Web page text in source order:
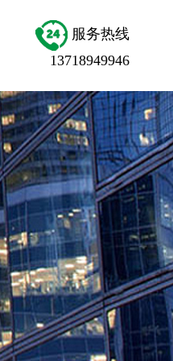
服务热线
13718949946